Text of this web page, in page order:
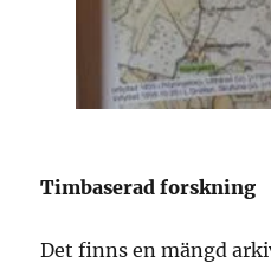
Timbaserad forskning
Det finns en mängd